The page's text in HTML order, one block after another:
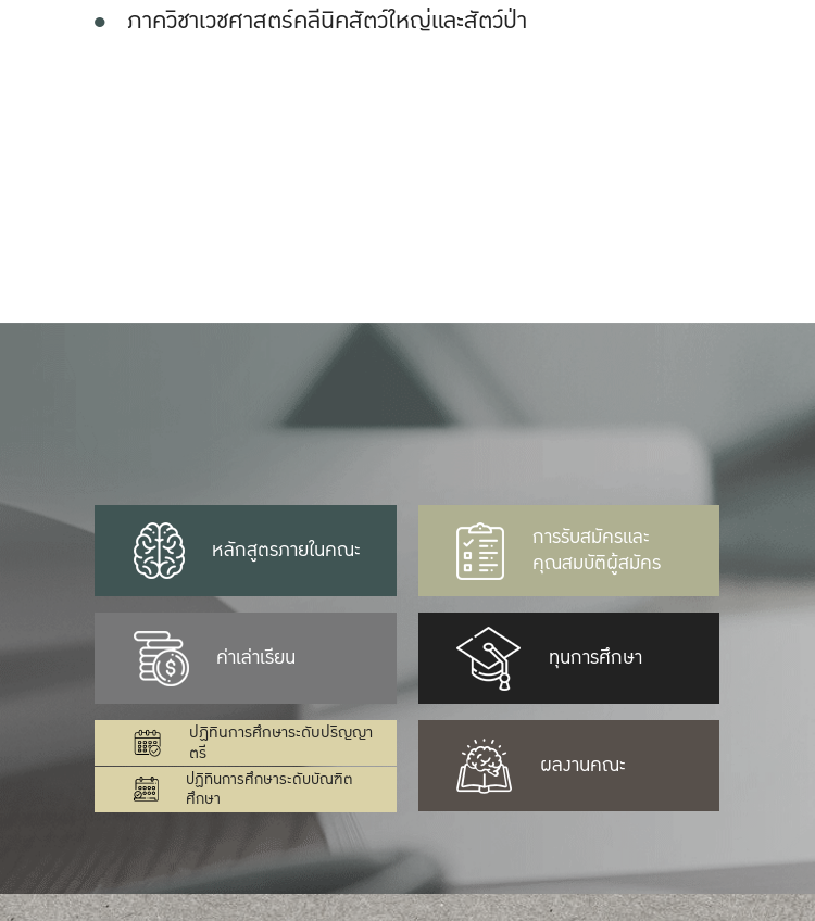
ภาควิชาเวชศาสตร์คลีนิคสัตว์ใหญ่และสัตว์ป่า
หลักสูตรภายในคณะ
ค่าเล่าเรียน
ปฏิทินการศึกษาระดับปริญญา
ตรี
ปฏิทินการศึกษาระดับบัณฑิต
ศึกษา
การรับสมัครและ
คุณสมบัติผู้สมัคร
ทุนการศึกษา
ผลงานคณะ